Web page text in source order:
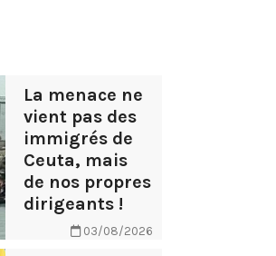
La menace ne
vient pas des
immigrés de
Ceuta, mais
de nos propres
dirigeants !
03/08/2026